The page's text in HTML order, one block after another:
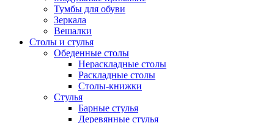
Тумбы для обуви
Зеркала
Вешалки
Столы и стулья
Обеденные столы
Нераскладные столы
Раскладные столы
Столы-книжки
Стулья
Барные стулья
Деревянные стулья